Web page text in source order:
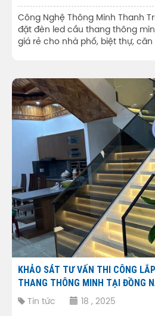
Công Nghệ Thông Minh Thanh
đặt đèn led cầu thang thông
giá rẻ cho nhà phố, biệt thự, căn
KHẢO SÁT TƯ VẤN THI CÔNG
THANG THÔNG MINH TẠI ĐỒNG
Tin tức 18 , 2025